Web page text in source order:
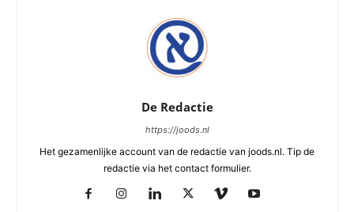
De Redactie
https://joods.nl
Het gezamenlijke account van de redactie van joods.nl. Tip de
redactie via het contact formulier.